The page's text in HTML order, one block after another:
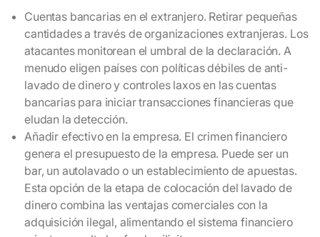
Cuentas bancarias en el extranjero. Retirar pequeñas
cantidades a través de organizaciones extranjeras. Los
atacantes monitorean el umbral de la declaración. A
menudo eligen países con políticas débiles de anti-
lavado de dinero y controles laxos en las cuentas
bancarias para iniciar transacciones financieras que
eludan la detección.
Añadir efectivo en la empresa. El crimen financiero
genera el presupuesto de la empresa. Puede ser un
bar, un autolavado o un establecimiento de apuestas.
Esta opción de la etapa de colocación del lavado de
dinero combina las ventajas comerciales con la
adquisición ilegal, alimentando el sistema financiero